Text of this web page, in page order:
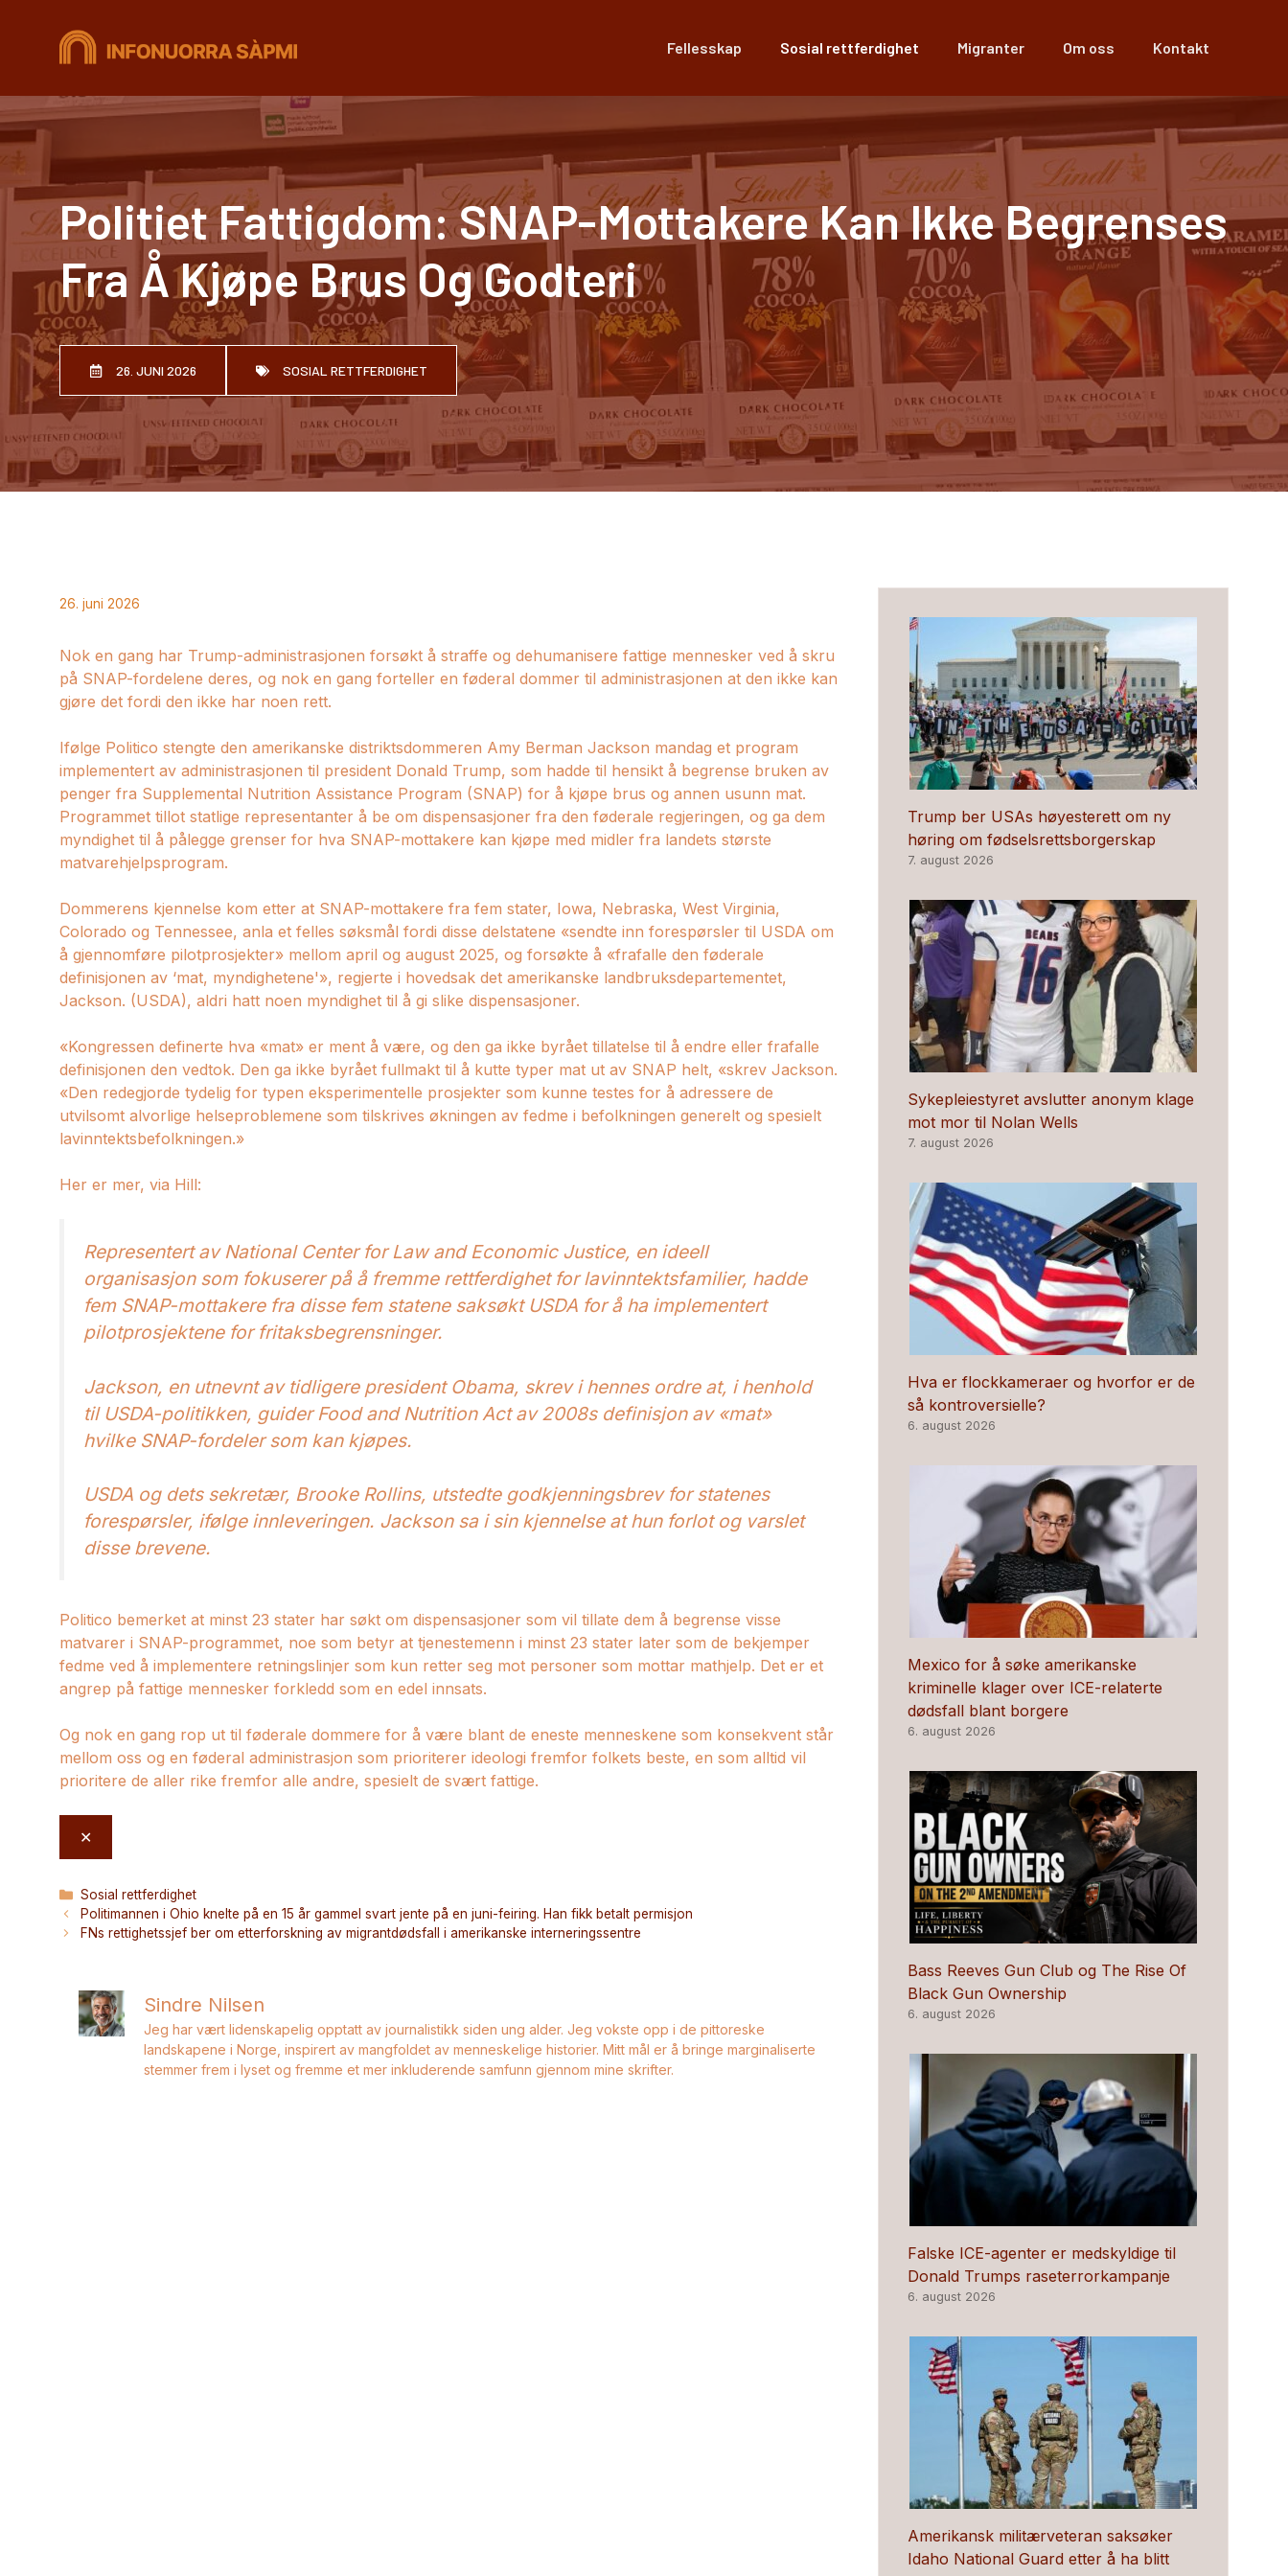
Fellesskap Sosial rettferdighet Migranter Om oss Kontakt
Politiet Fattigdom: SNAP-Mottakere Kan Ikke Begrenses
Fra Å Kjøpe Brus Og Godteri
26. JUNI 2026 SOSIAL RETTFERDIGHET
26. juni 2026
Nok en gang har Trump-administrasjonen forsøkt å straffe og dehumanisere fattige mennesker ved å skru
på SNAP-fordelene deres, og nok en gang forteller en føderal dommer til administrasjonen at den ikke kan
gjøre det fordi den ikke har noen rett.
Ifølge Politico stengte den amerikanske distriktsdommeren Amy Berman Jackson mandag et program
implementert av administrasjonen til president Donald Trump, som hadde til hensikt å begrense bruken av
penger fra Supplemental Nutrition Assistance Program (SNAP) for å kjøpe brus og annen usunn mat.
Programmet tillot statlige representanter å be om dispensasjoner fra den føderale regjeringen, og ga dem
myndighet til å pålegge grenser for hva SNAP-mottakere kan kjøpe med midler fra landets største
matvarehjelpsprogram.
Dommerens kjennelse kom etter at SNAP-mottakere fra fem stater, Iowa, Nebraska, West Virginia,
Colorado og Tennessee, anla et felles søksmål fordi disse delstatene «sendte inn forespørsler til USDA om
å gjennomføre pilotprosjekter» mellom april og august 2025, og forsøkte å «frafalle den føderale
definisjonen av ‘mat, myndighetene'», regjerte i hovedsak det amerikanske landbruksdepartementet,
Jackson. (USDA), aldri hatt noen myndighet til å gi slike dispensasjoner.
«Kongressen definerte hva «mat» er ment å være, og den ga ikke byrået tillatelse til å endre eller frafalle
definisjonen den vedtok. Den ga ikke byrået fullmakt til å kutte typer mat ut av SNAP helt, «skrev Jackson.
«Den redegjorde tydelig for typen eksperimentelle prosjekter som kunne testes for å adressere de
utvilsomt alvorlige helseproblemene som tilskrives økningen av fedme i befolkningen generelt og spesielt
lavinntektsbefolkningen.»
Her er mer, via Hill:
Representert av National Center for Law and Economic Justice, en ideell
organisasjon som fokuserer på å fremme rettferdighet for lavinntektsfamilier, hadde
fem SNAP-mottakere fra disse fem statene saksøkt USDA for å ha implementert
pilotprosjektene for fritaksbegrensninger.
Jackson, en utnevnt av tidligere president Obama, skrev i hennes ordre at, i henhold
til USDA-politikken, guider Food and Nutrition Act av 2008s definisjon av «mat»
hvilke SNAP-fordeler som kan kjøpes.
USDA og dets sekretær, Brooke Rollins, utstedte godkjenningsbrev for statenes
forespørsler, ifølge innleveringen. Jackson sa i sin kjennelse at hun forlot og varslet
disse brevene.
Politico bemerket at minst 23 stater har søkt om dispensasjoner som vil tillate dem å begrense visse
matvarer i SNAP-programmet, noe som betyr at tjenestemenn i minst 23 stater later som de bekjemper
fedme ved å implementere retningslinjer som kun retter seg mot personer som mottar mathjelp. Det er et
angrep på fattige mennesker forkledd som en edel innsats.
Og nok en gang rop ut til føderale dommere for å være blant de eneste menneskene som konsekvent står
mellom oss og en føderal administrasjon som prioriterer ideologi fremfor folkets beste, en som alltid vil
prioritere de aller rike fremfor alle andre, spesielt de svært fattige.
✕
Kategorier
Sosial rettferdighet
Politimannen i Ohio knelte på en 15 år gammel svart jente på en juni-feiring. Han fikk betalt permisjon
FNs rettighetssjef ber om etterforskning av migrantdødsfall i amerikanske interneringssentre
Sindre Nilsen
Jeg har vært lidenskapelig opptatt av journalistikk siden ung alder. Jeg vokste opp i de pittoreske
landskapene i Norge, inspirert av mangfoldet av menneskelige historier. Mitt mål er å bringe marginaliserte
stemmer frem i lyset og fremme et mer inkluderende samfunn gjennom mine skrifter.
Trump ber USAs høyesterett om ny
høring om fødselsrettsborgerskap
7. august 2026
Sykepleiestyret avslutter anonym klage
mot mor til Nolan Wells
7. august 2026
Hva er flockkameraer og hvorfor er de
så kontroversielle?
6. august 2026
Mexico for å søke amerikanske
kriminelle klager over ICE-relaterte
dødsfall blant borgere
6. august 2026
Bass Reeves Gun Club og The Rise Of
Black Gun Ownership
6. august 2026
Falske ICE-agenter er medskyldige til
Donald Trumps raseterrorkampanje
6. august 2026
Amerikansk militærveteran saksøker
Idaho National Guard etter å ha blitt